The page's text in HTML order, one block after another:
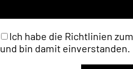
Ich habe die Richtlinien zum
und bin damit einverstanden.